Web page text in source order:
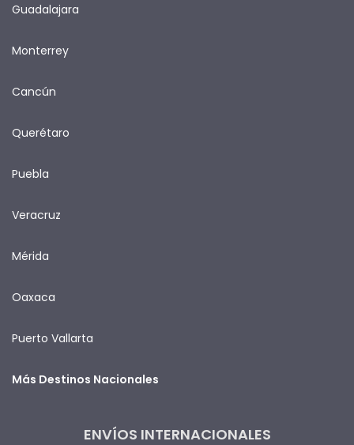
Guadalajara
Monterrey
Cancún
Querétaro
Puebla
Veracruz
Mérida
Oaxaca
Puerto Vallarta
Más Destinos Nacionales
ENVÍOS INTERNACIONALES